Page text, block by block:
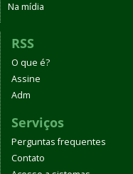
Na mídia
RSS
O que é?
Assine
Adm
Serviços
Perguntas frequentes
Contato